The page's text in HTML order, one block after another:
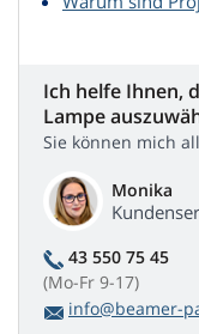
Ich helfe Ihnen,
Lampe
Sie können mich
Monika
43 550 75 45
(Mo-Fr 9-17)
info@beamer-